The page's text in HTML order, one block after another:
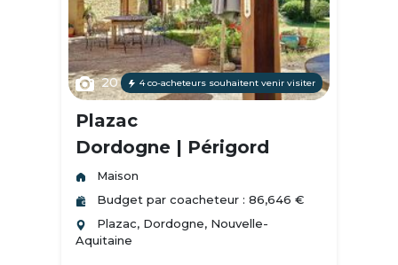
20 4 co-acheteurs souhaitent venir visiter
Plazac
Dordogne | Périgord
Maison
Budget par coacheteur : 86,646 €
Plazac, Dordogne, Nouvelle-
Aquitaine